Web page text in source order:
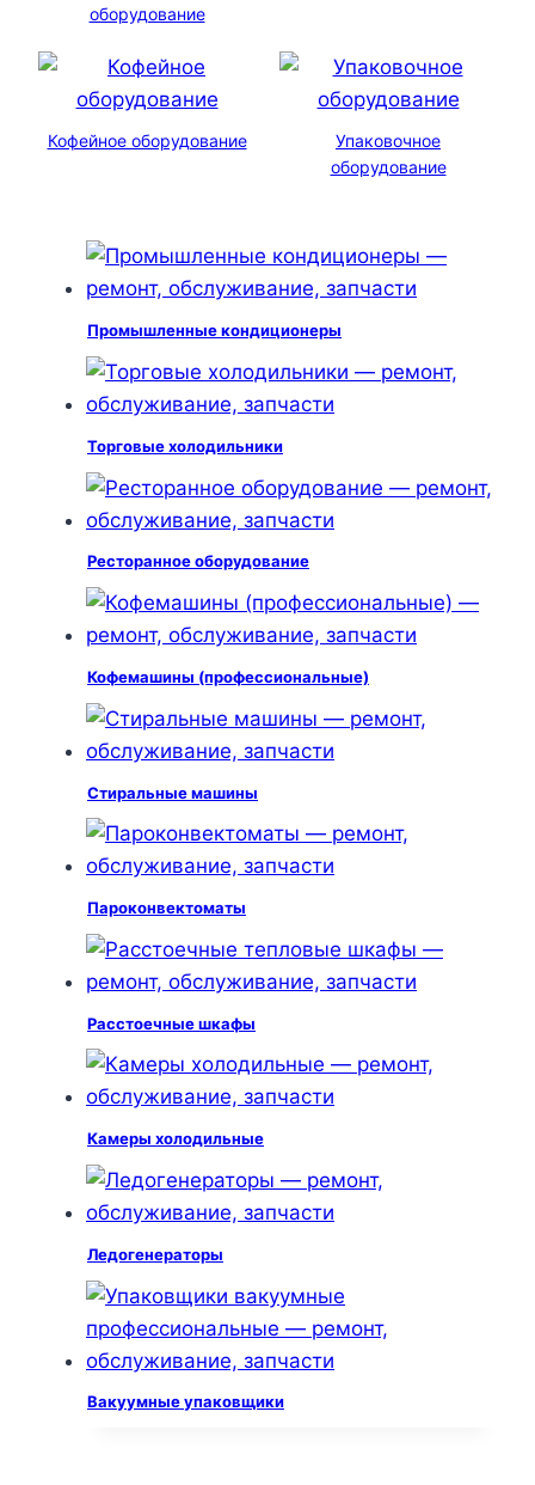
оборудование
Кофейное оборудование
Упаковочное
оборудование
Промышленные кондиционеры
Торговые холодильники
Ресторанное оборудование
Кофемашины (профессиональные)
Стиральные машины
Пароконвектоматы
Расстоечные шкафы
Камеры холодильные
Ледогенераторы
Вакуумные упаковщики